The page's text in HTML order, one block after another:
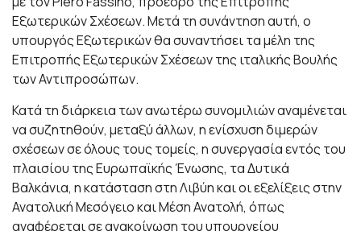
Εξωτερικών Σχέσεων. Μετά τη συνάντηση αυτή, ο
υπουργός Εξωτερικών θα συναντήσει τα μέλη της
Επιτροπής Εξωτερικών Σχέσεων της ιταλικής Βουλής
των Αντιπροσώπων.
Κατά τη διάρκεια των ανωτέρω συνομιλιών αναμένεται
να συζητηθούν, μεταξύ άλλων, η ενίσχυση διμερών
σχέσεων σε όλους τους τομείς, η συνεργασία εντός του
πλαισίου της Ευρωπαϊκής Ένωσης, τα Δυτικά
Βαλκάνια, η κατάσταση στη Λιβύη και οι εξελίξεις στην
Ανατολική Μεσόγειο και Μέση Ανατολή, όπως
αναφέρεται σε ανακοίνωση του υπουργείου